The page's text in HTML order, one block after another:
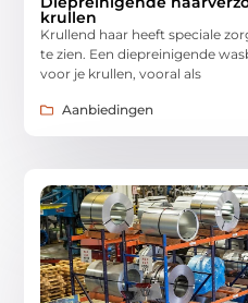
krullen
Krullend haar heeft speciale
te zien. Een diepreinigende
voor je krullen, vooral als
Aanbiedingen